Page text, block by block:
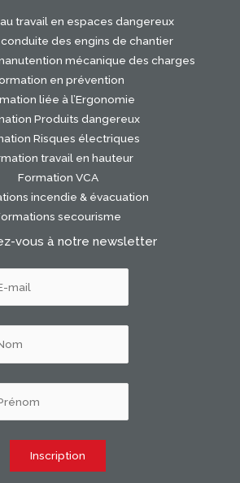
travail en espaces dangereux
des engins de chantier
mécanique des charges
en prévention
liée à l’Ergonomie
Produits dangereux
Risques électriques
travail en hauteur
Formation VCA
incendie & évacuation
secourisme
vous à notre newsletter